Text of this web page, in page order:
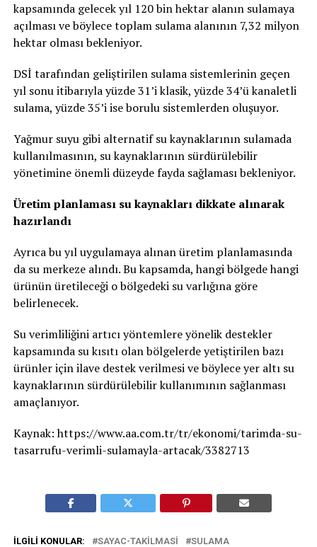
kapsamında gelecek yıl 120 bin hektar alanın sulamaya
açılması ve böylece toplam sulama alanının 7,32 milyon
hektar olması bekleniyor.
DSİ tarafından geliştirilen sulama sistemlerinin geçen
yıl sonu itibarıyla yüzde 31’i klasik, yüzde 34’ü kanaletli
sulama, yüzde 35’i ise borulu sistemlerden oluşuyor.
Yağmur suyu gibi alternatif su kaynaklarının sulamada
kullanılmasının, su kaynaklarının sürdürülebilir
yönetimine önemli düzeyde fayda sağlaması bekleniyor.
Üretim planlaması su kaynakları dikkate alınarak
hazırlandı
Ayrıca bu yıl uygulamaya alınan üretim planlamasında
da su merkeze alındı. Bu kapsamda, hangi bölgede hangi
ürünün üretileceği o bölgedeki su varlığına göre
belirlenecek.
Su verimliliğini artıcı yöntemlere yönelik destekler
kapsamında su kısıtı olan bölgelerde yetiştirilen bazı
ürünler için ilave destek verilmesi ve böylece yer altı su
kaynaklarının sürdürülebilir kullanımının sağlanması
amaçlanıyor.
Kaynak: https://www.aa.com.tr/tr/ekonomi/tarimda-su-
tasarrufu-verimli-sulamayla-artacak/3382713
İLGILI KONULAR: SAYAC-TAKILMASI
SULAMA